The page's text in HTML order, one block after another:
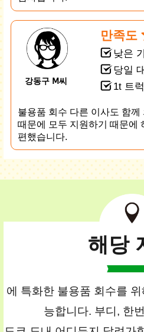
강동구 Ⅿ씨
만족도
낮은
당일
1t 트
불용품 회수 다른 이사도 함께
때문에 모두 지원하기 때문에
편했습니다.
해당
에 특화한 불용품 회수를
능합니다. 부디, 한